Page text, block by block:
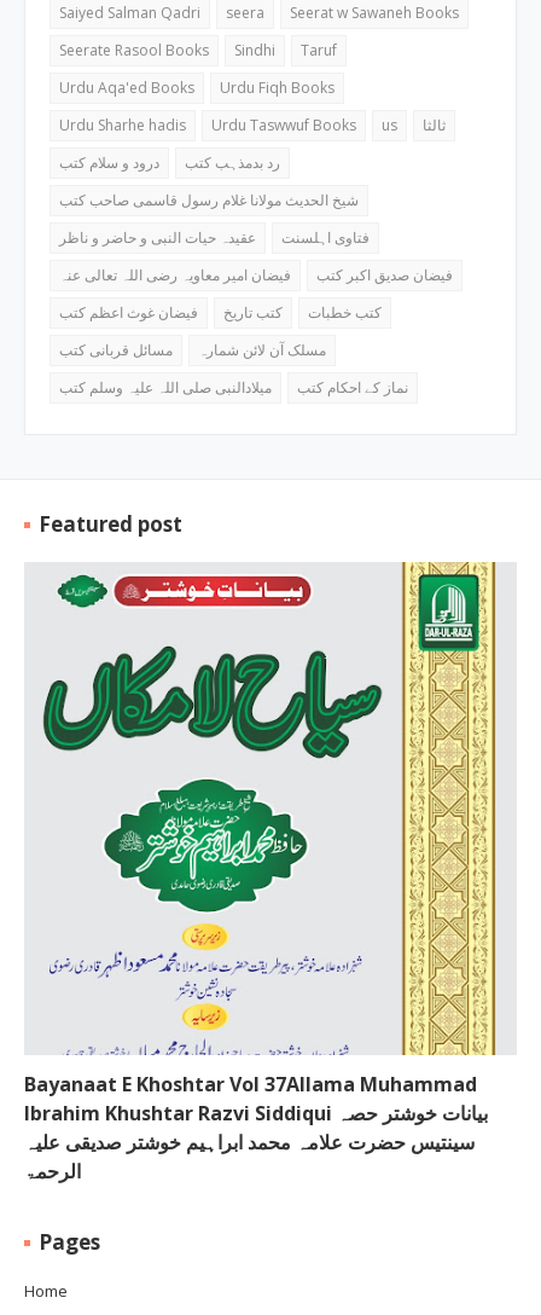
Saiyed Salman Qadri
seera
Seerat w Sawaneh Books
Seerate Rasool Books
Sindhi
Taruf
Urdu Aqa'ed Books
Urdu Fiqh Books
Urdu Sharhe hadis
Urdu Taswwuf Books us
ثالثا
درود و سلام کتب
رد بدمذہب کتب
شیخ الحدیث مولانا غلام رسول قاسمی صاحب کتب
عقیدہ حیات النبی و حاضر و ناظر
فتاوی اہلسنت
فیضان امیر معاویہ رضی اللہ تعالی عنہ
فیضان صدیق اکبر کتب
فیضان غوث اعظم کتب
کتب تاریخ
کتب خطبات
مسائل قربانی کتب
مسلک آن لائن شمارہ
میلادالنبی صلی اللہ علیہ وسلم کتب
نماز کے احکام کتب
Featured post
Bayanaat E Khoshtar Vol 37Allama Muhammad
Ibrahim Khushtar Razvi Siddiqui بیانات خوشتر حصہ
سینتیس حضرت علامہ محمد ابراہیم خوشتر صدیقی علیہ
الرحمۃ
Pages
Home